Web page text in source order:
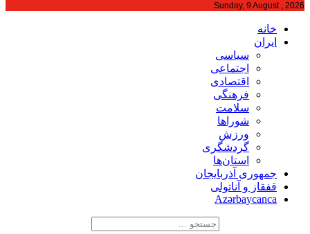
Sunday, 9 August , 2026
خانه
ایران
سیاسی
اجتماعی
اقتصادی
فرهنگی
سلامت
شوراها
ورزش
گردشگری
استان‌ها
جمهوری آذربایجان
قفقاز و آناتولی
Azərbaycanca